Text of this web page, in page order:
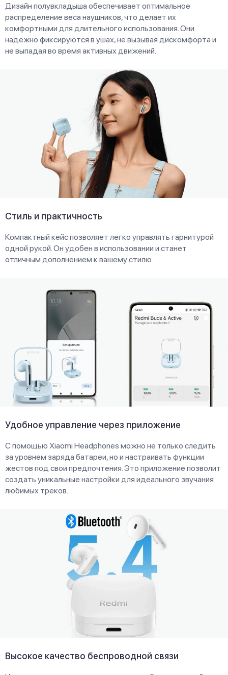
Дизайн полувкладыша обеспечивает оптимальное
распределение веса наушников, что делает их
комфортными для длительного использования. Они
надежно фиксируются в ушах, не вызывая дискомфорта и
не выпадая во время активных движений.
Стиль и практичность
Компактный кейс позволяет легко управлять гарнитурой
одной рукой. Он удобен в использовании и станет
отличным дополнением к вашему стилю.
Удобное управление через приложение
С помощью Xiaomi Headphones можно не только следить
за уровнем заряда батареи, но и настраивать функции
жестов под свои предпочтения. Это приложение позволит
создать уникальные настройки для идеального звучания
любимых треков.
Высокое качество беспроводной связи